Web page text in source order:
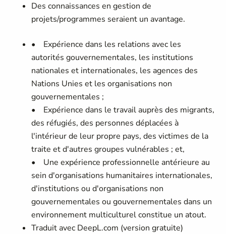
Des connaissances en gestion de
projets/programmes seraient un avantage.
• Expérience dans les relations avec les
autorités gouvernementales, les institutions
nationales et internationales, les agences des
Nations Unies et les organisations non
gouvernementales ;
• Expérience dans le travail auprès des migrants,
des réfugiés, des personnes déplacées à
l'intérieur de leur propre pays, des victimes de la
traite et d'autres groupes vulnérables ; et,
• Une expérience professionnelle antérieure au
sein d'organisations humanitaires internationales,
d'institutions ou d'organisations non
gouvernementales ou gouvernementales dans un
environnement multiculturel constitue un atout.
Traduit avec DeepL.com (version gratuite)